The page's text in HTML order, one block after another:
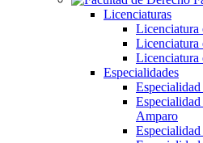
Licenciaturas
Licenciatura
Licenciatura
Licenciatura
Especialidades
Amparo